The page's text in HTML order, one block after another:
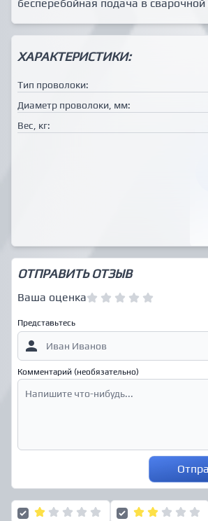
бесперебойная подача в сварочной
ХАРАКТЕРИСТИКИ:
Тип проволоки:
Диаметр проволоки, мм:
Вес, кг:
ОТПРАВИТЬ ОТЗЫВ
Ваша оценка
Представьтесь
Комментарий (необязательно)